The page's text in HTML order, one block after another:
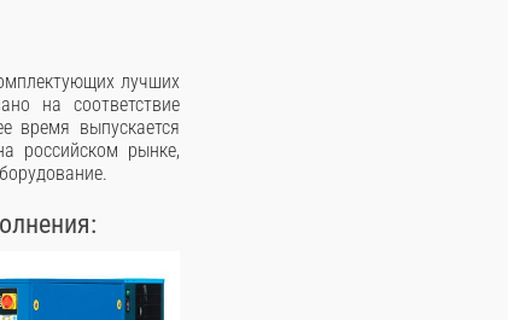
лучших
на соответствие
время выпускается
российском рынке,